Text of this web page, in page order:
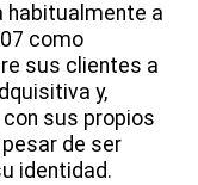
habitualmente a
como
sus clientes a
y,
con sus propios
de ser
identidad.